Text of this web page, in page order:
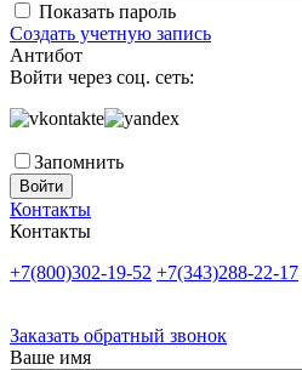
Показать пароль
Создать учетную запись
Антибот
Войти через соц. сеть:
Запомнить
Войти
Контакты
Контакты
+7(800)302-19-52 +7(343)288-22-17
Заказать обратный звонок
Ваше имя